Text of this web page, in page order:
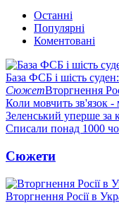
Останні
Популярні
Коментовані
База ФСБ і шість
СюжетВторгнення
Коли мовчить зв'язок -
Зеленський уперше за
Списали понад 1000
Сюжети
Вторгнення Росії в